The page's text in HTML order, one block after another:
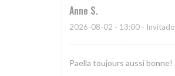
Anne S
2026-08-02 - 13:00 -
Paella toujours aussi bonne!